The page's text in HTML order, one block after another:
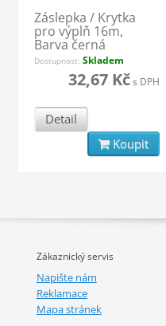
Záslepka / Krytka
pro výplň 16m,
Barva černá
Dostupnost:Skladem
32,67 Kčs DPH
Detail
Koupit
Zákaznický servis
Napište nám
Reklamace
Mapa stránek